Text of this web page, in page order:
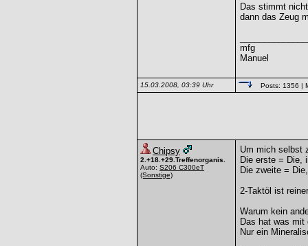
Das stimmt
dann das Zeug
mfg
Manuel
15.03.2008, 03:39 Uhr Posts: 1356 |
Chipsy
2.+18.+29.Treffenorganis.
Auto: S206 C300eT
(Sonstige)
Um mich selbst
Die erste = Die,
Die zweite =
2-Taktöl ist
Warum kein
Das hat was
Nur ein